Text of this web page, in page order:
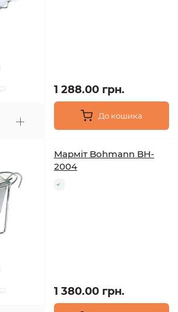
1 288.00 грн.
До кошика
Марміт Bohmann BH-
2004
1 380.00 грн.